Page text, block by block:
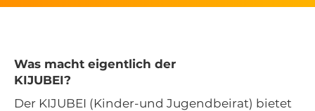
Was macht eigentlich der
KIJUBEI?
Der KIJUBEI (Kinder-und Jugendbeirat) bietet